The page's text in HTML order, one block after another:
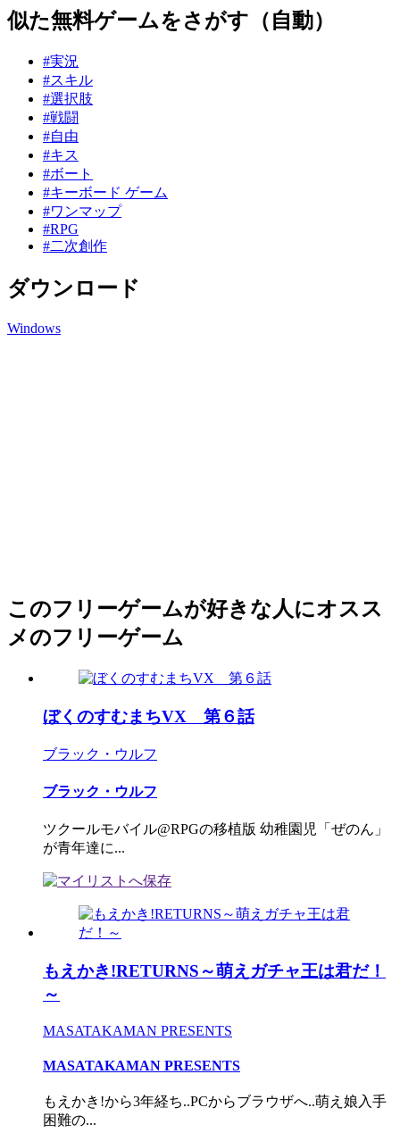
似た無料ゲームをさがす（自動）
#実況
#スキル
#選択肢
#戦闘
#自由
#キス
#ボート
#キーボード ゲーム
#ワンマップ
#RPG
#二次創作
ダウンロード
Windows
このフリーゲームが好きな人にオスス
メのフリーゲーム
ぼくのすむまちVX 第６話
ブラック・ウルフ
ブラック・ウルフ
ツクールモバイル@RPGの移植版 幼稚園児「ぜのん」
が青年達に...
もえかき!RETURNS～萌えガチャ王は君だ！
～
MASATAKAMAN PRESENTS
MASATAKAMAN PRESENTS
もえかき!から3年経ち..PCからブラウザへ..萌え娘入手
困難の...